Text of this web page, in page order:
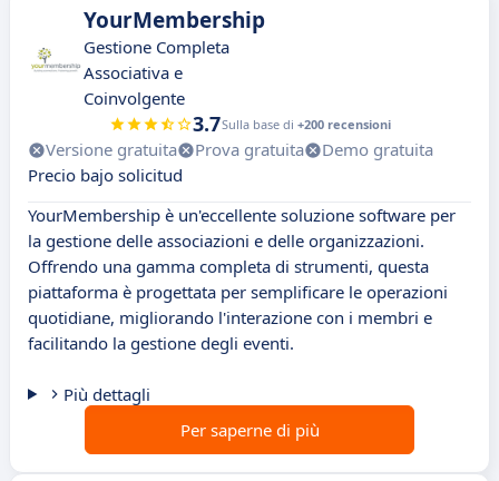
YourMembership
Gestione Completa
Associativa e
Coinvolgente
3.7Sulla base di +200 recensioni
Versione gratuita Prova gratuita
Demo gratuita
Precio bajo solicitud
YourMembership è un'eccellente soluzione software per
la gestione delle associazioni e delle organizzazioni.
Offrendo una gamma completa di strumenti, questa
piattaforma è progettata per semplificare le operazioni
quotidiane, migliorando l'interazione con i membri e
facilitando la gestione degli eventi.
Più dettagli
Per saperne di più